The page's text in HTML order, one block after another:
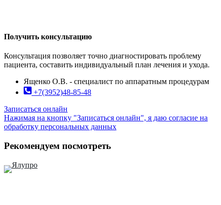
Получить консультацию
Консультация позволяет точно диагностировать проблему
пациента, составить индивидуальный план лечения и ухода.
Ященко О.В. - специалист по аппаратным процедурам
+7(3952)48-85-48
Записаться онлайн
Нажимая на кнопку "Записаться онлайн", я даю согласие на
обработку персональных данных
Рекомендуем посмотреть